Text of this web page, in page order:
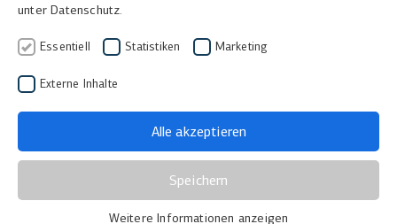
Universitätsbibliothek der
FernUniversität Hagen
unter Datenschutz.
Essentiell Statistiken Marketing
Externe Inhalte
Alle akzeptieren
Speichern
Weitere Informationen anzeigen